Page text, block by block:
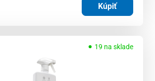
Kúpiť
19 na sklade